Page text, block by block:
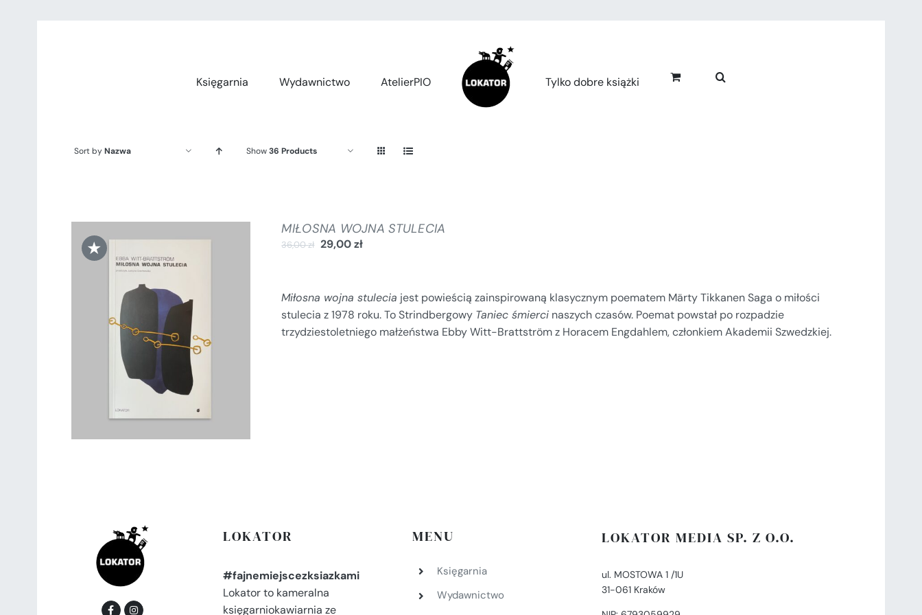
Księgarnia
Wydawnictwo AtelierPIO Tylko dobre książki
Sort byNazwa Show36 Products
★
DODAJ DO KOSZYKA
SZCZEGÓŁY
MIŁOSNA WOJNA STULECIA
36,00zł 29,00zł
Miłosna wojna stulecia jest powieścią zainspirowaną klasycznym poematem Märty Tikkanen Saga o miłości
stulecia z 1978 roku. To Strindbergowy Taniec śmierci naszych czasów. Poemat powstał po rozpadzie
trzydziestoletniego małżeństwa Ebby Witt-Brattström z Horacem Engdahlem, członkiem Akademii Szwedzkiej.
LOKATOR
#fajnemiejscezksiazkami
Lokator to kameralna
księgarniokawiarnia ze
MENU
Księgarnia
Wydawnictwo
LOKATOR MEDIA SP. Z O.O.
ul. MOSTOWA 1 /1U
31-061 Kraków